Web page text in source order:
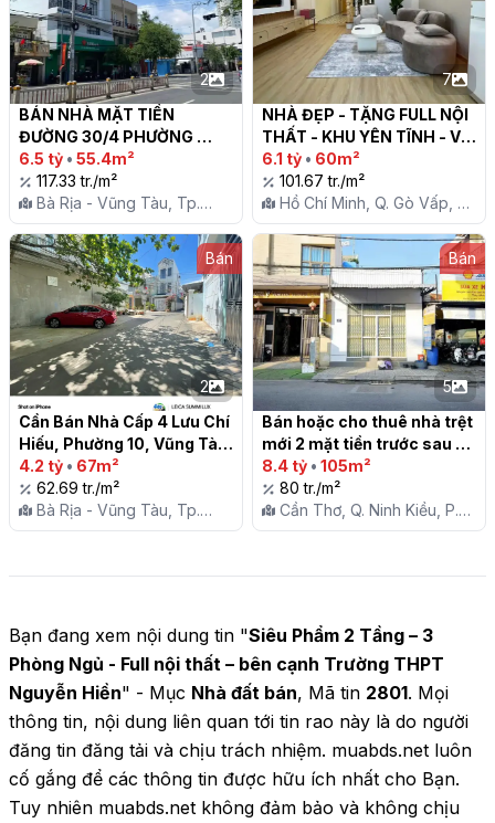
2
BÁN NHÀ MẶT TIỀN
ĐƯỜNG 30/4 PHƯỜNG
RẠCH DỪA
6.5 tỷ • 55.4m²
117.33 tr./m²
Bà Rịa - Vũng Tàu, Tp.
Vũng Tàu, P. Rạch Dừa
7
NHÀ ĐẸP - TẶNG FULL NỘI
THẤT - KHU YÊN TĨNH - VỊ
TRÍ ĐẸP HẺM XE HƠI
ĐƯỜNG LÊ VĂN THỌ,
PHƯỜNG AN TÂY HỘI (P14
CŨ), GÒ VẤP
6.1 tỷ • 60m²
101.67 tr./m²
Hồ Chí Minh, Q. Gò Vấp, P.
14
Bán
2
Cần Bán Nhà Cấp 4 Lưu Chí
Hiếu, Phường 10, Vũng Tàu
4.2 tỷ • 67m²
62.69 tr./m²
Bà Rịa - Vũng Tàu, Tp.
Vũng Tàu, P. 10
Bán
5
Bán hoặc cho thuê nhà trệt
mới 2 mặt tiền trước sau
đường Trần Nam Phú, An
Khánh, Ninh Kiều, TPCT
8.4 tỷ • 105m²
80 tr./m²
Cần Thơ, Q. Ninh Kiều, P.
An Khánh
Bạn đang xem nội dung tin "Siêu Phẩm 2 Tầng – 3
Phòng Ngủ - Full nội thất – bên cạnh Trường THPT
Nguyễn Hiền" - Mục Nhà đất bán, Mã tin 2801. Mọi
thông tin, nội dung liên quan tới tin rao này là do người
đăng tin đăng tải và chịu trách nhiệm. muabds.net luôn
cố gắng để các thông tin được hữu ích nhất cho Bạn.
Tuy nhiên muabds.net không đảm bảo và không chịu